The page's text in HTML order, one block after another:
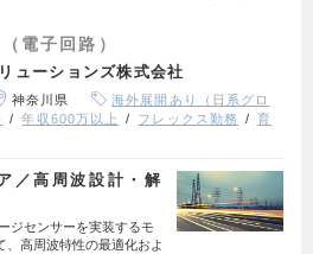
電子回路）
ューションズ株式会社
神奈川県
海外展開あり（日系グロ
年収600万以上 フレックス勤務
育
／高周波設計・解
ジセンサーを実装するモ
、高周波特性の最適化およ